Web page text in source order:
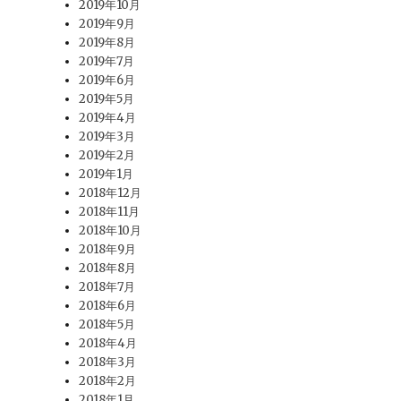
2019年10月
2019年9月
2019年8月
2019年7月
2019年6月
2019年5月
2019年4月
2019年3月
2019年2月
2019年1月
2018年12月
2018年11月
2018年10月
2018年9月
2018年8月
2018年7月
2018年6月
2018年5月
2018年4月
2018年3月
2018年2月